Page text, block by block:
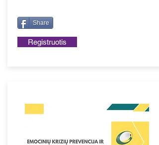
Share
Registruotis